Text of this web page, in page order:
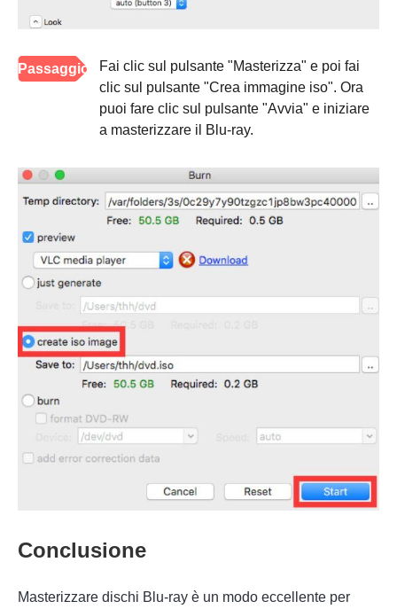
Passaggio
Fai clic sul pulsante "Masterizza" e poi fai
clic sul pulsante "Crea immagine iso". Ora
puoi fare clic sul pulsante "Avvia" e iniziare
a masterizzare il Blu-ray.
Conclusione
Masterizzare dischi Blu-ray è un modo eccellente per